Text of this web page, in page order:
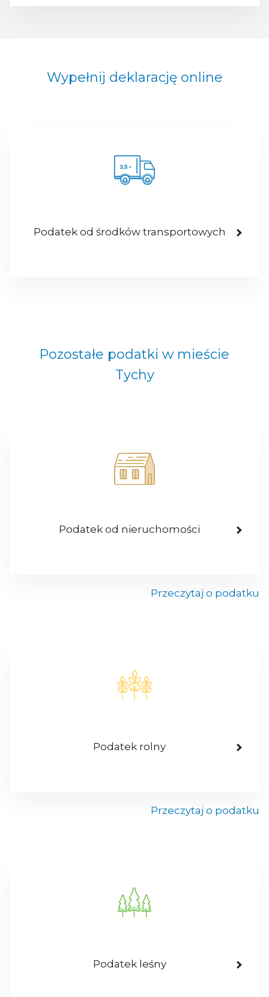
Wypełnij deklarację online
Podatek od środków transportowych
Pozostałe podatki w mieście
Tychy
Podatek od nieruchomości
Przeczytaj o podatku
Podatek rolny
Przeczytaj o podatku
Podatek leśny